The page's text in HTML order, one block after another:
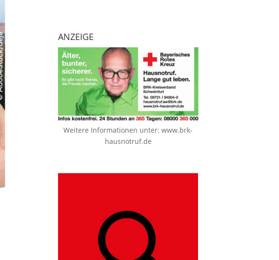
ANZEIGE
Weitere Informationen unter:www.brk-
hausnotruf.de